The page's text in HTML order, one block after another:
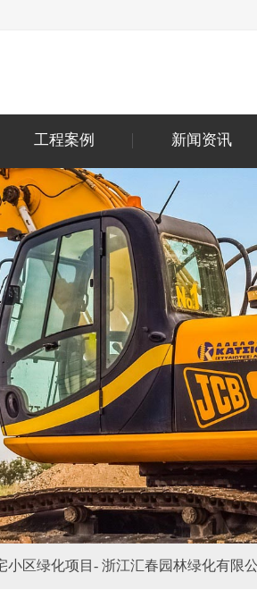
工程案例 新闻资讯
小区绿化项目- 浙江汇春园林绿化有限